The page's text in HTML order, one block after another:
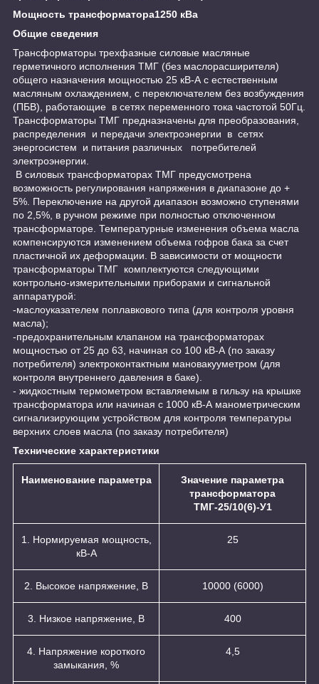
Мощность трансформатора1250 кВа
Общие сведения
Трансформаторы трехфазные силовые масляные
герметичного исполнения ТМГ (без маслорасширителя)
общего назначения мощностью 25 кВ-А с естественным
масляным охлаждением, с переключателем без возбуждения
(ПБВ), работающие в сетях переменного тока частотой 50Гц.
Трансформаторы ТМГ предназначены для преобразования,
распределения и передачи электроэнергии в сетях
энергосистем и питания различных потребителей
электроэнергии.
В силовых трансформаторах ТМГ предусмотрена
возможность регулирования напряжения в диапазоне до +
5%. Переключение на другой диапазон возможно ступенями
по 2,5%, в ручном режиме при полностью отключенном
трансформаторе. Температурные изменения объема масла
компенсируются изменением объема гофров бака за счет
пластичной их деформации. В зависимости от мощности
трансформаторы ТМГ комплектуются следующими
контрольно-измерительными приборами и сигнальной
аппаратурой:
-маслоуказателем поплавкового типа (для контроля уровня
масла);
-предохранительным клапаном на трансформаторах
мощностью от 25 до 63, начиная со 100 кВ-А (по заказу
потребителя) электроконтактным мановакууметром (для
контроля внутреннего давления в баке).
- жидкостным термометром вставляемым в гильзу на крышке
трансформатора или начиная с 1000 кВ-А манометрическим
сигнализирующим устройством для контроля температуры
верхних слоев масла (по заказу потребителя)
Технические характеристики
Наименование параметра
Значение параметра
трансформатора
ТМГ-25/10(6)-У1
1. Нормируемая мощность,
кВ-А
25
2. Высокое напряжение, В 10000 (6000)
3. Низкое напряжение, В 400
4. Напряжение короткого
замыкания, %
4,5